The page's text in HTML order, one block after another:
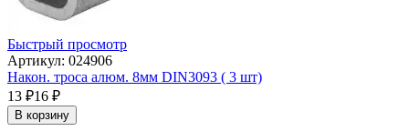
Быстрый просмотр
Артикул: 024906
Након. троса алюм. 8мм DIN3093 ( 3 шт)
13 ₽16 ₽
В корзину